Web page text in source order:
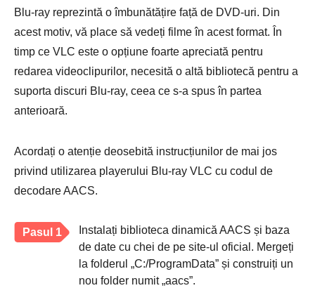
Blu-ray reprezintă o îmbunătățire față de DVD-uri. Din
acest motiv, vă place să vedeți filme în acest format. În
timp ce VLC este o opțiune foarte apreciată pentru
redarea videoclipurilor, necesită o altă bibliotecă pentru a
suporta discuri Blu-ray, ceea ce s-a spus în partea
anterioară.
Acordați o atenție deosebită instrucțiunilor de mai jos
privind utilizarea playerului Blu-ray VLC cu codul de
decodare AACS.
Pasul 1
Instalați biblioteca dinamică AACS și baza
de date cu chei de pe site-ul oficial. Mergeți
la folderul „C:/ProgramData” și construiți un
nou folder numit „aacs”.